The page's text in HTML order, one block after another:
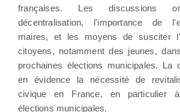
françaises. Les discussions
décentralisation, l'importance de
maires, et les moyens de susciter
citoyens, notamment des jeunes,
prochaines élections municipales. La
en évidence la nécessité de
civique en France, en particulier
élections municipales.